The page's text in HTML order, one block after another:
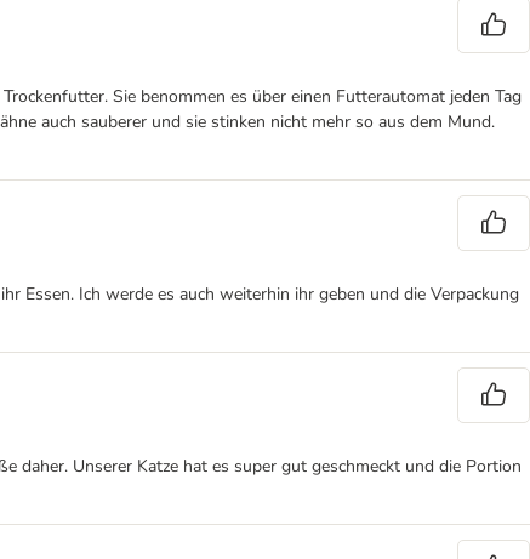
Sie benommen es über einen Futterautomat jeden Tag
auch sauberer und sie stinken nicht mehr so aus dem Mund.
Essen. Ich werde es auch weiterhin ihr geben und die Verpackung
daher. Unserer Katze hat es super gut geschmeckt und die Portion